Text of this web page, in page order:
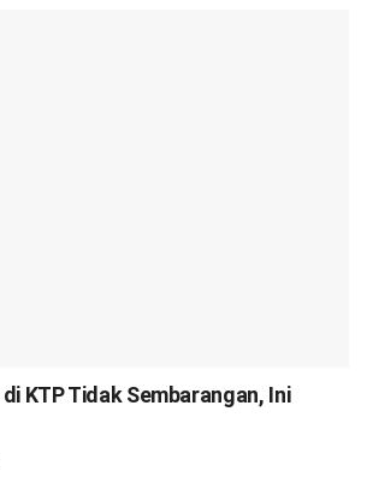
KTP Tidak Sembarangan, Ini